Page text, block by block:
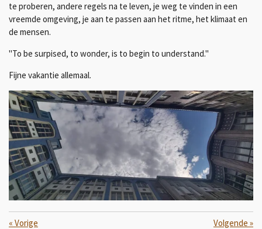
te proberen, andere regels na te leven, je weg te vinden in een
vreemde omgeving, je aan te passen aan het ritme, het klimaat en
de mensen.
"To be surpised, to wonder, is to begin to understand."
Fijne vakantie allemaal.
« Vorige Volgende »